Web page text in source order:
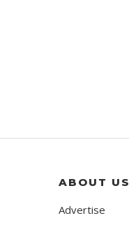
ABOUT US
Advertise